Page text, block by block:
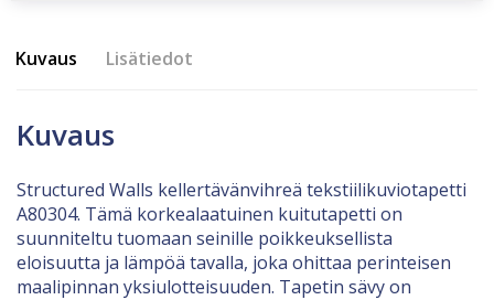
Kuvaus Lisätiedot
Kuvaus
Structured Walls kellertävänvihreä tekstiilikuviotapetti
A80304. Tämä korkealaatuinen kuitutapetti on
suunniteltu tuomaan seinille poikkeuksellista
eloisuutta ja lämpöä tavalla, joka ohittaa perinteisen
maalipinnan yksiulotteisuuden. Tapetin sävy on